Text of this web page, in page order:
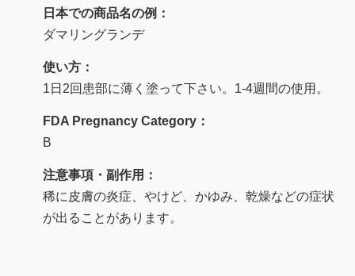
日本での商品名の例：
ダマリングランデ
使い方：
1日2回患部に薄く塗って下さい。1-4週間の使用。
FDA Pregnancy Category：
B
注意事項・副作用：
稀に皮膚の炎症、やけど、かゆみ、乾燥などの症状
が出ることがあります。